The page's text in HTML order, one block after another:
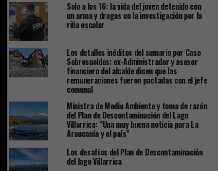
Solo a los 16: la vida del joven detenido con
un arma y drogas en la investigación por la
riña escolar
Los detalles inéditos del sumario por Caso
Sobresueldos: ex-Administrador y asesor
financiero del alcalde dicen que las
remuneraciones fueron pactadas con el jefe
comunal
Ministra de Medio Ambiente y toma de razón
del Plan de Descontaminación del Lago
Villarrica: “Una muy buena noticia para La
Araucanía y el país”
Los desafíos del Plan de Descontaminación
del lago Villarrica